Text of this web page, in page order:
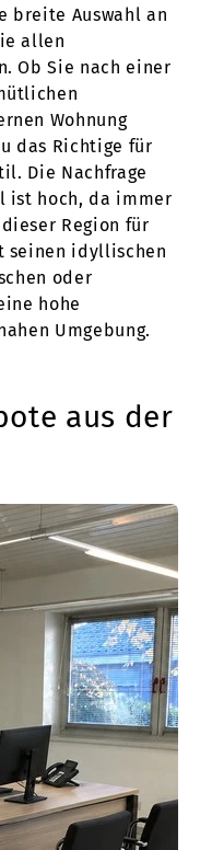
breite Auswahl an
allen
Ob Sie nach einer
Wohnung
das Richtige für
Die Nachfrage
ist hoch, da immer
Region für
seinen idyllischen
oder
hohe
Umgebung.
aus der